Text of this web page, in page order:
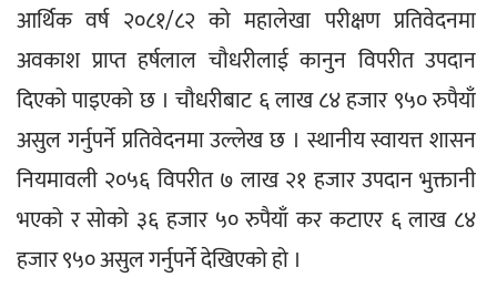
आर्थिक वर्ष २०८१/८२ को महालेखा परीक्षण प्रतिवेदनमा
अवकाश प्राप्त हर्षलाल चौधरीलाई कानुन विपरीत उपदान
दिएको पाइएको छ । चौधरीबाट ६ लाख ८४ हजार ९५० रुपैयाँ
असुल गर्नुपर्ने प्रतिवेदनमा उल्लेख छ । स्थानीय स्वायत्त शासन
नियमावली २०५६ विपरीत ७ लाख २१ हजार उपदान भुक्तानी
भएको र सोको ३६ हजार ५० रुपैयाँ कर कटाएर ६ लाख ८४
हजार ९५० असुल गर्नुपर्ने देखिएको हो ।